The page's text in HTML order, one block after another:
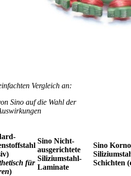
Vergleich an:
Sino auf die Wahl der
für
)
Sino Nicht-
ausgerichtete
Siliziumstahl-
Laminate
Sino
Schichten